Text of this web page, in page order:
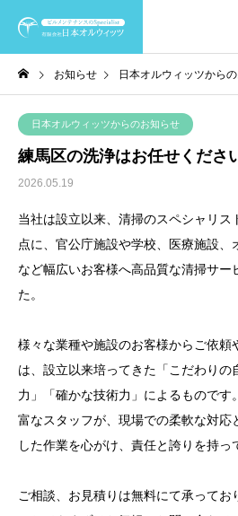
お知らせ 日本オルウィッツから
日本オルウィッツからのお知らせ
練馬区の洗浄はお任せくださ
2026.05.19
当社は設立以来、清掃のスペシャリス
点に、官公庁施設や学校、医療施設、
など幅広いお客様へ高品質な清掃サー
た。
様々な業種や施設のお客様からご依頼
は、設立以来培ってきた「こだわりの
力」「確かな技術力」によるものです
富なスタッフが、現場での柔軟な対応
した作業を心がけ、責任と誇りを持っ
ご相談、お見積りは無料にて承ってお